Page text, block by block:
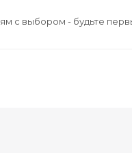
с выбором - будьте